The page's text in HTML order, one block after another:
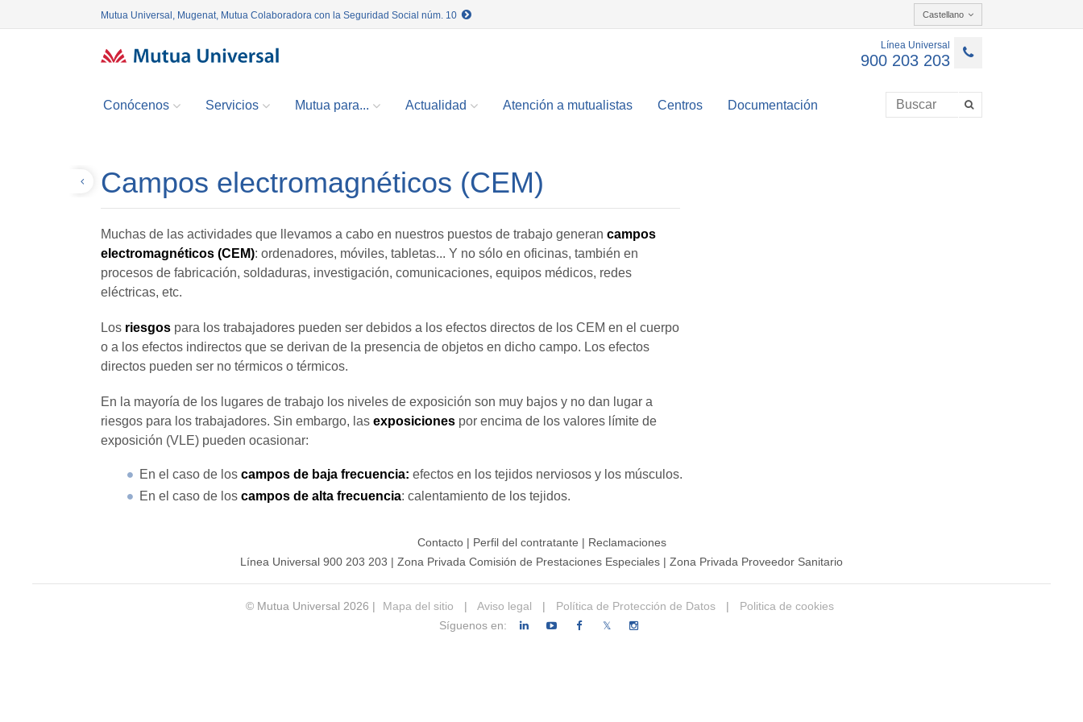
Mutua Universal, Mugenat, Mutua Colaboradora con la Seguridad Social núm. 10 Castellano
Línea Universal
900 203 203
Conócenos Servicios Mutua para... Actualidad Atención a mutualistas Centros Documentación
Campos electromagnéticos (CEM)
Muchas de las actividades que llevamos a cabo en nuestros puestos de trabajo generan campos
electromagnéticos (CEM): ordenadores, móviles, tabletas... Y no sólo en oficinas, también en
procesos de fabricación, soldaduras, investigación, comunicaciones, equipos médicos, redes
eléctricas, etc.
Los riesgos para los trabajadores pueden ser debidos a los efectos directos de los CEM en el cuerpo
o a los efectos indirectos que se derivan de la presencia de objetos en dicho campo. Los efectos
directos pueden ser no térmicos o térmicos.
En la mayoría de los lugares de trabajo los niveles de exposición son muy bajos y no dan lugar a
riesgos para los trabajadores. Sin embargo, las exposiciones por encima de los valores límite de
exposición (VLE) pueden ocasionar:
En el caso de los campos de baja frecuencia: efectos en los tejidos nerviosos y los músculos.
En el caso de los campos de alta frecuencia: calentamiento de los tejidos.
Contacto| Perfil del contratante | Reclamaciones
Línea Universal 900 203 203 | Zona Privada Comisión de Prestaciones Especiales | Zona Privada Proveedor Sanitario
© Mutua Universal 2026 | Mapa del sitio | Aviso legal | Política de Protección de Datos |
Politica de cookies
Síguenos en:
𝕏